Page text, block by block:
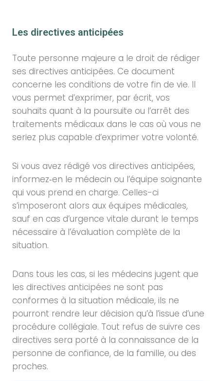
Les directives anticipées
Toute personne majeure a le droit de rédiger
ses directives anticipées. Ce document
concerne les conditions de votre fin de vie. Il
vous permet d’exprimer, par écrit, vos
souhaits quant à la poursuite ou l’arrêt des
traitements médicaux dans le cas où vous ne
seriez plus capable d’exprimer votre volonté.
Si vous avez rédigé vos directives anticipées,
informez‑en le médecin ou l’équipe soignante
qui vous prend en charge. Celles-ci
s’imposeront alors aux équipes médicales,
sauf en cas d’urgence vitale durant le temps
nécessaire à l’évaluation complète de la
situation.
Dans tous les cas, si les médecins jugent que
les directives anticipées ne sont pas
conformes à la situation médicale, ils ne
pourront rendre leur décision qu’à l’issue d’une
procédure collégiale. Tout refus de suivre ces
directives sera porté à la connaissance de la
personne de confiance, de la famille, ou des
proches.